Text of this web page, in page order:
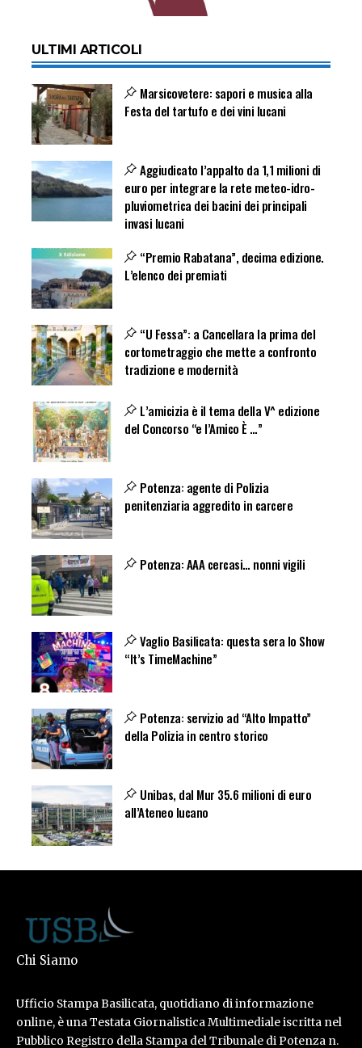
ULTIMI ARTICOLI
Marsicovetere: sapori e musica alla
Festa del tartufo e dei vini lucani
Aggiudicato l’appalto da 1,1 milioni di
euro per integrare la rete meteo-idro-
pluviometrica dei bacini dei principali
invasi lucani
“Premio Rabatana”, decima edizione.
L’elenco dei premiati
“U Fessa”: a Cancellara la prima del
cortometraggio che mette a confronto
tradizione e modernità
L’amicizia è il tema della V^ edizione
del Concorso “e l’Amico È …”
Potenza: agente di Polizia
penitenziaria aggredito in carcere
Potenza: AAA cercasi… nonni vigili
Vaglio Basilicata: questa sera lo Show
“It’s TimeMachine”
Potenza: servizio ad “Alto Impatto”
della Polizia in centro storico
Unibas, dal Mur 35.6 milioni di euro
all’Ateneo lucano
Chi Siamo
Ufficio Stampa Basilicata, quotidiano di informazione
online, è una Testata Giornalistica Multimediale iscritta nel
Pubblico Registro della Stampa del Tribunale di Potenza n.